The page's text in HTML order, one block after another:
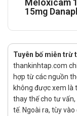
Dụng cụ tử
suy thận cấp,
Thuốc hạ huyết
các thuốc ức
adrenergic và
thu và tăng thải
Meloxicam
15mg
Tuyên bố miễn trừ
thankinhtap.com
hợp từ các nguồn
không được xem là
thay thế cho tư
tế. Ngoài ra, tùy